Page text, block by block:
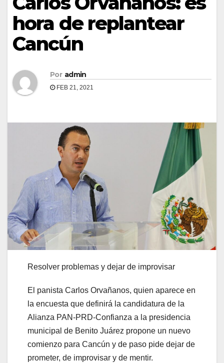
hora de replantear
Cancún
Por admin
FEB 21, 2021
Resolver problemas y dejar de improvisar
El panista Carlos Orvañanos, quien aparece en
la encuesta que definirá la candidatura de la
Alianza PAN-PRD-Confianza a la presidencia
municipal de Benito Juárez propone un nuevo
comienzo para Cancún y de paso pide dejar de
prometer, de improvisar y de mentir.